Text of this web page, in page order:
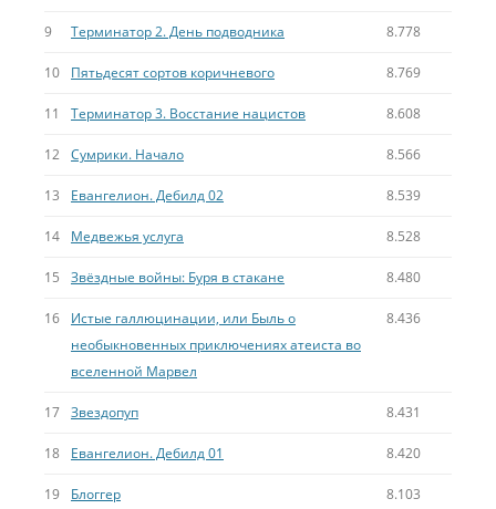
9 Терминатор 2. День подводника 8.778
10 Пятьдесят сортов коричневого 8.769
11 Терминатор 3. Восстание нацистов 8.608
12 Сумрики. Начало 8.566
13 Евангелион. Дебилд 02 8.539
14 Медвежья услуга 8.528
15 Звёздные войны: Буря в стакане 8.480
16
Истые галлюцинации, или Быль о
необыкновенных приключениях атеиста во
вселенной Марвел
8.436
17 Звездопуп 8.431
18 Евангелион. Дебилд 01 8.420
19 Блоггер 8.103